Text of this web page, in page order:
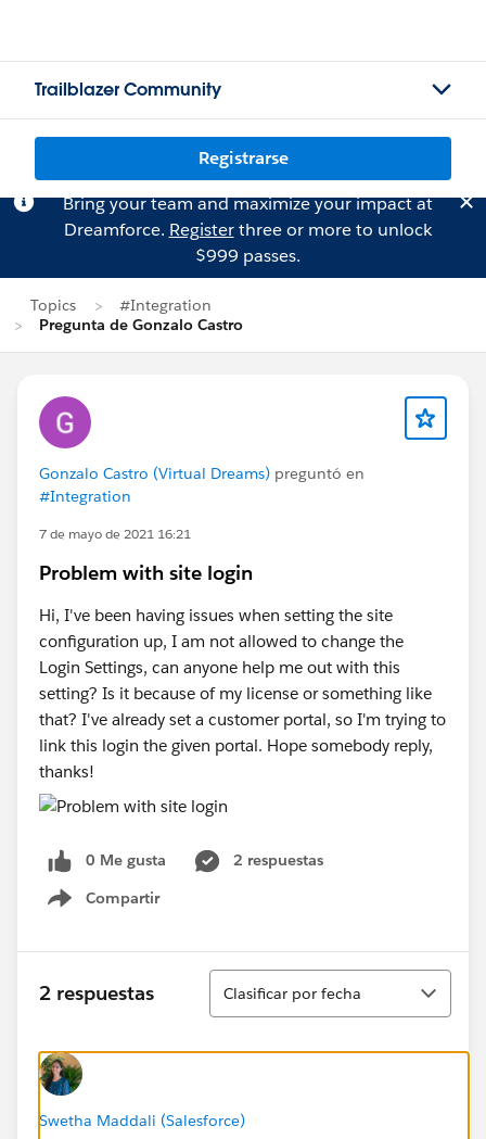
Trailblazer Community
Registrarse
Bring your team and maximize your impact at
Dreamforce. Registerthree or more to unlock
$999 passes.
Topics
#Integration
Pregunta de Gonzalo Castro
Gonzalo Castro (Virtual Dreams) preguntó en
#Integration
7 de mayo de 2021 16:21
Problem with site login
Hi, I've been having issues when setting the site
configuration up, I am not allowed to change the
Login Settings, can anyone help me out with this
setting? Is it because of my license or something like
that? I've already set a customer portal, so I'm trying to
link this login the given portal. Hope somebody reply,
thanks!
0 Me gusta
2 respuestas
Compartir
Show menu
2 respuestas
Ordenar
Clasificar por fecha
Swetha Maddali (Salesforce)